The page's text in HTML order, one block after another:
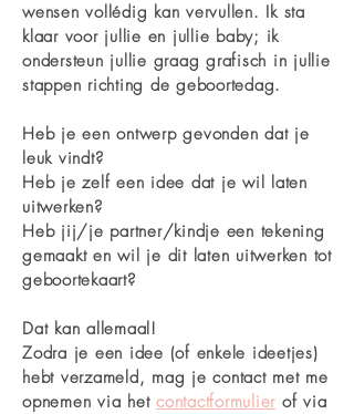
wensen vollédig kan vervullen. Ik sta
klaar voor jullie en jullie baby; ik
ondersteun jullie graag grafisch in jullie
stappen richting de geboortedag.
Heb je een ontwerp gevonden dat je
leuk vindt?
Heb je zelf een idee dat je wil laten
uitwerken?
Heb jij/je partner/kindje een tekening
gemaakt en wil je dit laten uitwerken tot
geboortekaart?
Dat kan allemaal!
Zodra je een idee (of enkele ideetjes)
hebt verzameld, mag je contact met me
opnemen via het contactformulier of via